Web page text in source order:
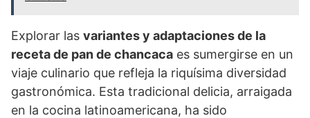
Explorar las variantes y adaptaciones de la
receta de pan de chancaca es sumergirse en un
viaje culinario que refleja la riquísima diversidad
gastronómica. Esta tradicional delicia, arraigada
en la cocina latinoamericana, ha sido